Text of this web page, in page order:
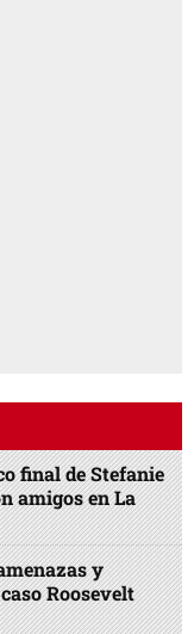
final de Stefanie
amigos en La
y
Roosevelt